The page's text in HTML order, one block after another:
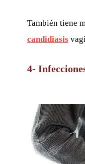
También tiene
candidiasis
4-